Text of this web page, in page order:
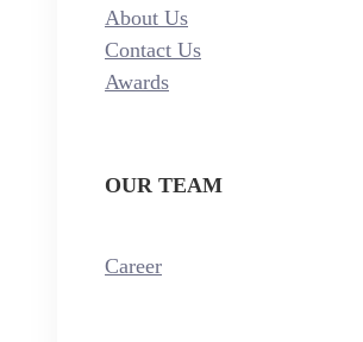
About Us
Contact Us
Awards
OUR TEAM
Career